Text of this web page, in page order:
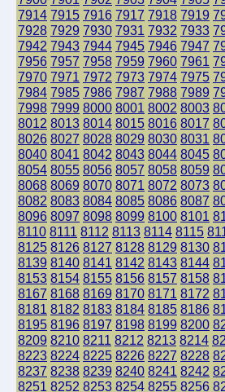
7914 7915 7916 7917 7918 7919
7928 7929 7930 7931 7932 7933
7942 7943 7944 7945 7946 7947
7956 7957 7958 7959 7960 7961
7970 7971 7972 7973 7974 7975
7984 7985 7986 7987 7988 7989
7998 7999 8000 8001 8002 8003
8012 8013 8014 8015 8016 8017
8026 8027 8028 8029 8030 8031
8040 8041 8042 8043 8044 8045
8054 8055 8056 8057 8058 8059
8068 8069 8070 8071 8072 8073
8082 8083 8084 8085 8086 8087
8096 8097 8098 8099 8100 8101
8110 8111 8112 8113 8114 8115
8125 8126 8127 8128 8129 8130
8139 8140 8141 8142 8143 8144
8153 8154 8155 8156 8157 8158
8167 8168 8169 8170 8171 8172
8181 8182 8183 8184 8185 8186
8195 8196 8197 8198 8199 8200
8209 8210 8211 8212 8213 8214
8223 8224 8225 8226 8227 8228
8237 8238 8239 8240 8241 8242
8251 8252 8253 8254 8255 8256